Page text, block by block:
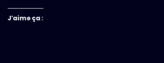
J’aime ça :